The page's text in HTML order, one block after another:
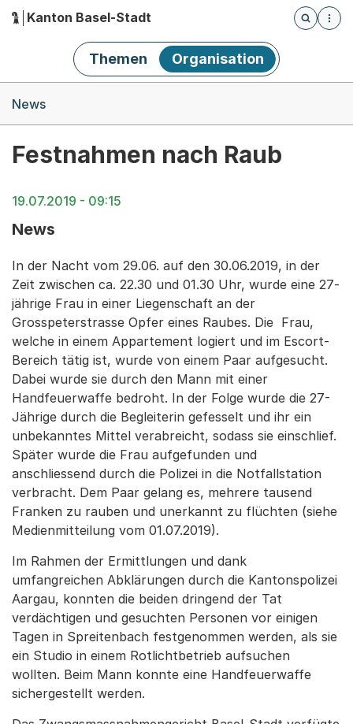
Hauptnavigation
Kanton Basel-Stadt
Öffnet
Themen Organisation
News
Festnahmen nach Raub
19.07.2019 - 09:15
News
In der Nacht vom 29.06. auf den 30.06.2019, in der
Zeit zwischen ca. 22.30 und 01.30 Uhr, wurde eine 27-
jährige Frau in einer Liegenschaft an der
Grosspeterstrasse Opfer eines Raubes. Die Frau,
welche in einem Appartement logiert und im Escort-
Bereich tätig ist, wurde von einem Paar aufgesucht.
Dabei wurde sie durch den Mann mit einer
Handfeuerwaffe bedroht. In der Folge wurde die 27-
Jährige durch die Begleiterin gefesselt und ihr ein
unbekanntes Mittel verabreicht, sodass sie einschlief.
Später wurde die Frau aufgefunden und
anschliessend durch die Polizei in die Notfallstation
verbracht. Dem Paar gelang es, mehrere tausend
Franken zu rauben und unerkannt zu flüchten (siehe
Medienmitteilung vom 01.07.2019).
Im Rahmen der Ermittlungen und dank
umfangreichen Abklärungen durch die Kantonspolizei
Aargau, konnten die beiden dringend der Tat
verdächtigen und gesuchten Personen vor einigen
Tagen in Spreitenbach festgenommen werden, als sie
ein Studio in einem Rotlichtbetrieb aufsuchen
wollten. Beim Mann konnte eine Handfeuerwaffe
sichergestellt werden.